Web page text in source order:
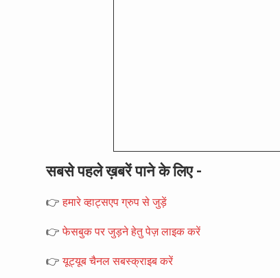
सबसे पहले ख़बरें पाने के लिए -
👉हमारे व्हाट्सएप ग्रुप से जुड़ें
👉फेसबुक पर जुड़ने हेतु पेज़ लाइक करें
👉यूट्यूब चैनल सबस्क्राइब करें